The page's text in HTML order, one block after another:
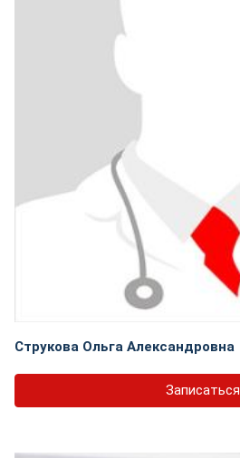
Струкова Ольга Александровна
Записаться